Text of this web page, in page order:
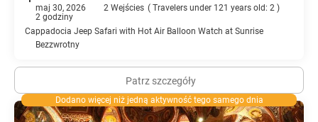
maj 30, 2026 2 Wejścies ( Travelers under 121 years old: 2 )
2 godziny
Cappadocia Jeep Safari with Hot Air Balloon Watch at Sunrise
Bezzwrotny
Patrz szczegóły
Dodano więcej niż jedną aktywność tego samego dnia